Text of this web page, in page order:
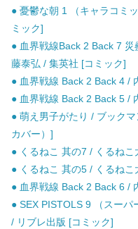
● 憂鬱な朝 1 （キャラコミ
ミック]
● 血界戦線Back 2 Back 7
藤泰弘 / 集英社 [コミック]
● 血界戦線 Back 2 Back 4 /
● 血界戦線 Back 2 Back 5 /
● 萌え男子がたり / ブック
カバー）]
● くるねこ 其の7 / くるね
● くるねこ 其の5 / くるね
● 血界戦線 Back 2 Back 6 /
● SEX PISTOLS 9 （スーパ
/ リブレ出版 [コミック]